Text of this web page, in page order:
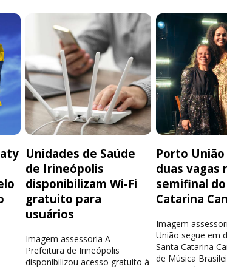
Unidades de Saúde
de Irineópolis
disponibilizam Wi-Fi
gratuito para
usuários
Imagem assessoria A
Prefeitura de Irineópolis
disponibilizou acesso gratuito à
Porto
duas vagas
semifinal
Catarina
Imagem
União segue em
Santa Catarina
de Música